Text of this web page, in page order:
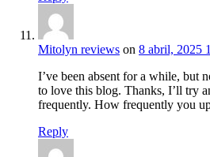
Mitolyn reviews on 8 abril, 2025
I’ve been absent for a while, but
to love this blog. Thanks, I’ll try
frequently. How frequently you
Reply